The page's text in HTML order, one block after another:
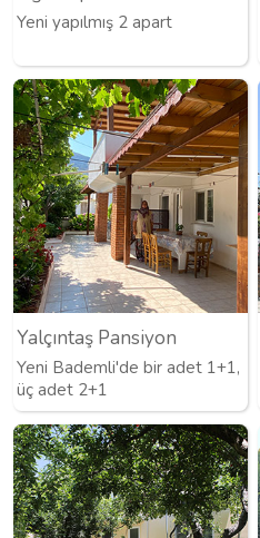
Yeni yapılmış 2 apart
Yalçıntaş Pansiyon
Yeni Bademli'de bir adet 1+1,
üç adet 2+1